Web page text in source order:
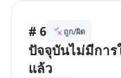
# 6 ถูก/ผิด
ปัจจุบันไม่มีการ
แล้ว